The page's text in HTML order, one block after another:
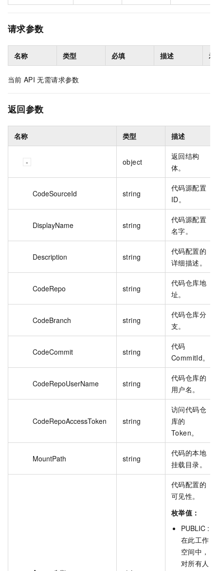
请求参数
名称 类型 必填 描述 示
当前 API 无需请求参数
返回参数
名称 类型 描述
object
返回结构
体。
CodeSourceId string
代码源配置
ID。
DisplayName string
代码源配置
名字。
Description string
代码配置的
详细描述。
CodeRepo string
代码仓库地
址。
CodeBranch string
代码仓库分
支。
CodeCommit string
代码
CommitId。
CodeRepoUserName string
代码仓库的
用户名。
CodeRepoAccessToken string
访问代码仓
库的
Token。
MountPath string
代码的本地
挂载目录。
代码配置的
可见性。
枚举值：
PUBLIC :
在此工作
空间中，
对所有人